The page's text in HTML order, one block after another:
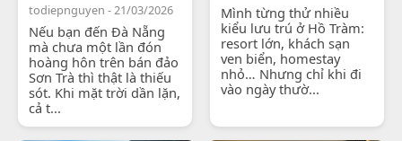
todiepnguyen - 21/03/2026
Nếu bạn đến Đà Nẵng
mà chưa một lần đón
hoàng hôn trên bán đảo
Sơn Trà thì thật là thiếu
sót. Khi mặt trời dần lặn,
cả t...
Mình từng thử nhiều
kiểu lưu trú ở Hồ Tràm:
resort lớn, khách sạn
ven biển, homestay
nhỏ… Nhưng chỉ khi đi
vào ngày thườ...